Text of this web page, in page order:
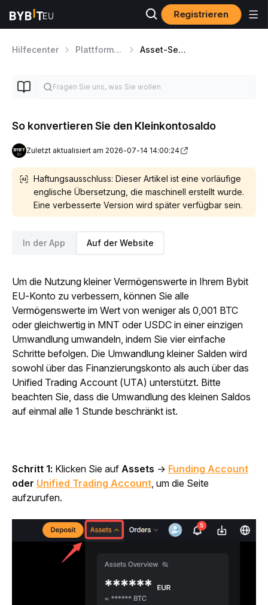
Registrieren
Hilfecenter Plattform-Führung Asset-Seitennavigation
So konvertieren Sie den Kleinkontosaldo
Zuletzt aktualisiert am 2026-07-14 14:00:24
Haftungsausschluss: Dieser Artikel ist eine vorläufige
englische Übersetzung, die maschinell erstellt wurde.
Eine verbesserte Version wird später verfügbar sein.
In der App Auf der Website
Um die Nutzung kleiner Vermögenswerte in Ihrem Bybit
EU-Konto zu verbessern, können Sie alle
Vermögenswerte im Wert von weniger als 0,001 BTC
oder gleichwertig in MNT oder USDC in einer einzigen
Umwandlung umwandeln, indem Sie vier einfache
Schritte befolgen. Die Umwandlung kleiner Salden wird
sowohl über das Finanzierungskonto als auch über das
Unified Trading Account (UTA) unterstützt. Bitte
beachten Sie, dass die Umwandlung des kleinen Saldos
auf einmal alle 1 Stunde beschränkt ist.
Schritt 1: Klicken Sie auf Assets → Funding Account
oder Unified Trading Account, um die Seite
aufzurufen.